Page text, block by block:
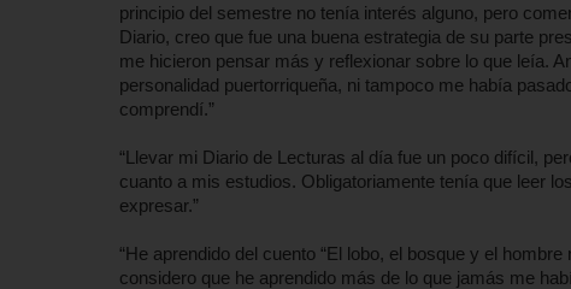
principio del semestre no tenía interés alguno, pero
Diario, creo que fue una buena estrategia de su parte
me hicieron pensar más y reflexionar sobre lo que leía.
personalidad puertorriqueña, ni tampoco me había
comprendí.”
“Llevar mi Diario de Lecturas al día fue un poco difícil,
cuanto a mis estudios. Obligatoriamente tenía que leer
expresar.”
“He aprendido del cuento “El lobo, el bosque y el
considero que he aprendido más de lo que jamás me